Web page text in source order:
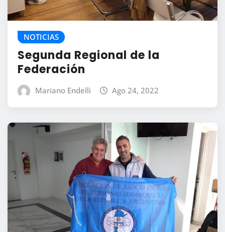
NOTICIAS
Segunda Regional de la
Federación
Mariano Endelli Ago 24, 2022